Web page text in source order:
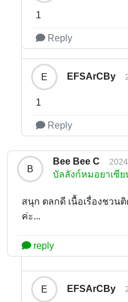
1
Reply
E EFSArCBy
1
Reply
B
Bee Bee C
บัลลังก์หมอยาเซีย
สนุก ตลกดี เนื้อเรื่องชวน
ค่ะ...
reply
E EFSArCBy